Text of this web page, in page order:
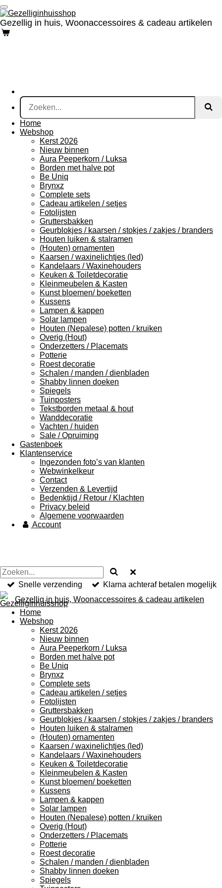
Ga
direct
naar
de
Gezellig in huis, Woonaccessoires & cadeau artikelen
Home
Webshop
Kerst 2026
Nieuw binnen
Aura Peeperkorn / Luksa
Borden met halve pot
Be Uniq
Brynxz
Complete sets
Cadeau artikelen / setjes
Fotolijsten
Gruttersbakken
Geurblokjes / kaarsen / stokjes / zakjes / branders
Houten luiken & stalramen
(Houten) ornamenten
Kaarsen / waxinelichtjes (led)
Kandelaars / Waxinehouders
Keuken & Toiletdecoratie
Kleinmeubelen & Kasten
Kunst bloemen/ boeketten
Kussens
Lampen & kappen
Solar lampen
Houten (Nepalese) potten / kruiken
Overig (Hout)
Onderzetters / Placemats
Potterie
Roest decoratie
Schalen / manden / dienbladen
Shabby linnen doeken
Spiegels
Tuinposters
Tekstborden metaal & hout
Wanddecoratie
Vachten / huiden
Sale / Opruiming
Gastenboek
Klantenservice
Ingezonden foto’s van klanten
Webwinkelkeur
Contact
Verzenden & Levertijd
Bedenktijd / Retour / Klachten
Privacy beleid
Algemene voorwaarden
Account
Snelle verzending
Klarna achteraf betalen mogelijk
Gezellig in huis, Woonaccessoires & cadeau artikelen
Home
Webshop
Kerst 2026
Nieuw binnen
Aura Peeperkorn / Luksa
Borden met halve pot
Be Uniq
Brynxz
Complete sets
Cadeau artikelen / setjes
Fotolijsten
Gruttersbakken
Geurblokjes / kaarsen / stokjes / zakjes / branders
Houten luiken & stalramen
(Houten) ornamenten
Kaarsen / waxinelichtjes (led)
Kandelaars / Waxinehouders
Keuken & Toiletdecoratie
Kleinmeubelen & Kasten
Kunst bloemen/ boeketten
Kussens
Lampen & kappen
Solar lampen
Houten (Nepalese) potten / kruiken
Overig (Hout)
Onderzetters / Placemats
Potterie
Roest decoratie
Schalen / manden / dienbladen
Shabby linnen doeken
Spiegels